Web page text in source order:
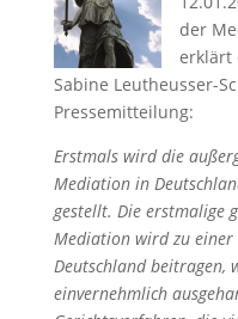
der
erklärt
Sabine Leutheusser-
Pressemitteilung:
Erstmals wird die
Mediation in
gestellt. Die erstmalige
Mediation wird zu
Deutschland beitragen,
einvernehmlich